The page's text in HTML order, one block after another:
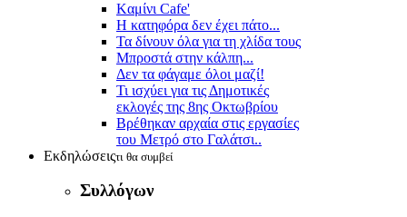
Kαμίνι Cafe'
Η κατηφόρα δεν έχει πάτο...
Τα δίνουν όλα για τη χλίδα τους
Μπροστά στην κάλπη...
Δεν τα φάγαμε όλοι μαζί!
Τι ισχύει για τις Δημοτικές
εκλογές της 8ης Οκτωβρίου
Βρέθηκαν αρχαία στις εργασίες
του Μετρό στο Γαλάτσι..
Εκδηλώσειςτι θα συμβεί
Συλλόγων